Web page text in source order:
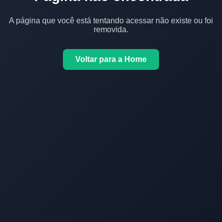
A página que você está tentando acessar não existe ou foi
removida.
Voltar para a Home